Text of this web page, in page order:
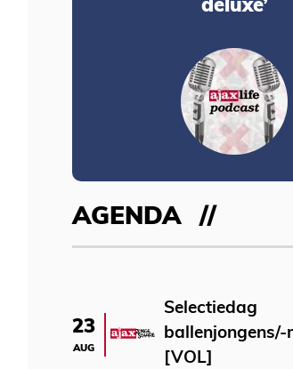
deluxe’
AGENDA
23
AUG
Selectiedag
ballenjongens/-
[VOL]